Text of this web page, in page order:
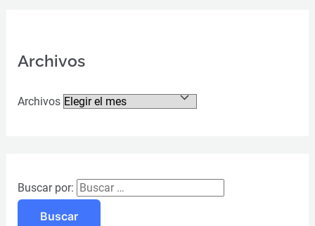
Archivos
Archivos
Buscar por: